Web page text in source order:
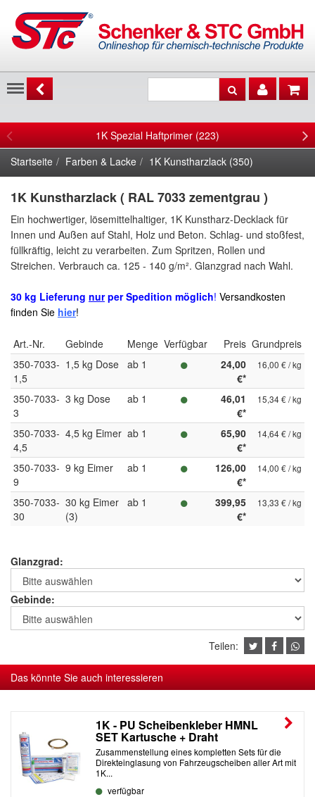
Menu
1K Spezial Haftprimer (223)
Startseite
Farben & Lacke 1K Kunstharzlack (350)
1K Kunstharzlack ( RAL 7033 zementgrau )
Ein hochwertiger, lösemittelhaltiger, 1K Kunstharz-Decklack für
Innen und Außen auf Stahl, Holz und Beton. Schlag- und stoßfest,
füllkräftig, leicht zu verarbeiten. Zum Spritzen, Rollen und
Streichen. Verbrauch ca. 125 - 140 g/m². Glanzgrad nach Wahl.
30 kg Lieferung nurper Spedition möglich! Versandkosten
finden Sie hier!
Art.-Nr. Gebinde Menge Verfügbar Preis Grundpreis
350-7033-
1,5
1,5 kg Dose ab 1
24,00
€*
16,00 € / kg
350-7033-
3
3 kg Dose ab 1
46,01
€*
15,34 € / kg
350-7033-
4,5
4,5 kg Eimer ab 1
65,90
€*
14,64 € / kg
350-7033-
9
9 kg Eimer ab 1
126,00
€*
14,00 € / kg
350-7033-
30
30 kg Eimer
(3)
ab 1
399,95
€*
13,33 € / kg
Glanzgrad:
Gebinde:
Teilen:
Das könnte Sie auch interessieren
1K - PU Scheibenkleber HMNL
SET Kartusche + Draht
Zusammenstellung eines kompletten Sets für die
Direkteinglasung von Fahrzeugscheiben aller Art mit
1K...
verfügbar